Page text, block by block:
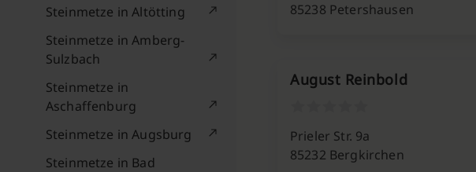
Steinmetze in Altötting
Steinmetze in Amberg-
Sulzbach
Steinmetze in
Aschaffenburg
Steinmetze in Augsburg
Steinmetze in Bad
85238 Petershausen
August Reinbold
Prieler Str. 9a
85232 Bergkirchen